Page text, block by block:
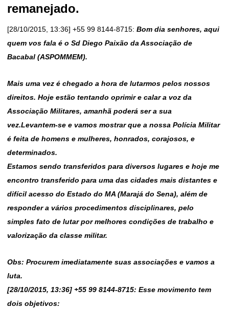
remanejado.
[28/10/2015, 13:36] +55 99 8144-8715:Bom dia senhores, aqui
quem vos fala é o Sd Diego Paixão da Associação de
Bacabal (ASPOMMEM).
Mais uma vez é chegado a hora de lutarmos pelos nossos
direitos. Hoje estão tentando oprimir e calar a voz da
Associação Militares, amanhã poderá ser a sua
vez.Levantem-se e vamos mostrar que a nossa Polícia Militar
é feita de homens e mulheres,honrados, corajosos, e
determinados.
Estamos sendo transferidos para diversos lugares e hoje me
encontro transferido para uma das cidades mais distantes e
difícil acesso do Estado do MA (Marajá do Sena), além de
responder a vários procedimentos disciplinares, pelo
simples fato de lutar por melhores condições de trabalho e
valorização da classe militar.
Obs: Procurem imediatamente suas associações e vamos a
luta.
[28/10/2015, 13:36] +55 99 8144-8715: Esse movimento tem
dois objetivos: